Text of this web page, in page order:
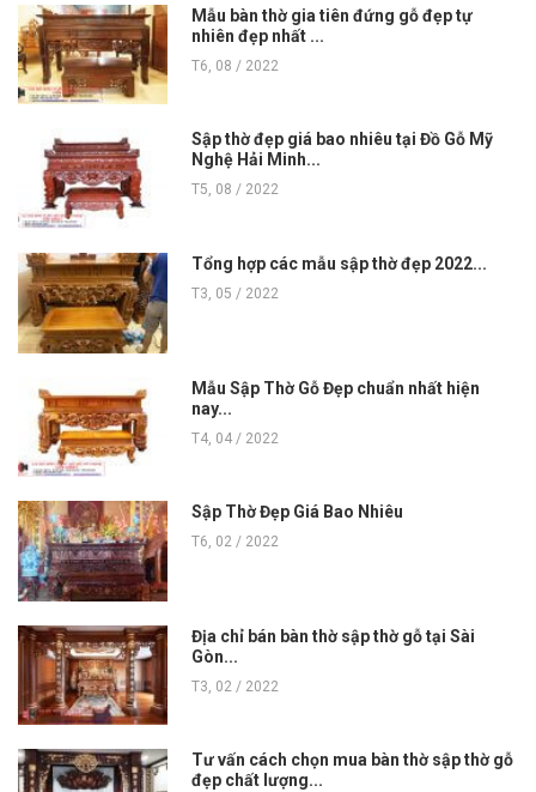
Mẫu bàn thờ gia tiên đứng gỗ đẹp tự
nhiên đẹp nhất ...
T6, 08 / 2022
Sập thờ đẹp giá bao nhiêu tại Đồ Gỗ Mỹ
Nghệ Hải Minh...
T5, 08 / 2022
Tổng hợp các mẫu sập thờ đẹp 2022...
T3, 05 / 2022
Mẫu Sập Thờ Gỗ Đẹp chuẩn nhất hiện
nay...
T4, 04 / 2022
Sập Thờ Đẹp Giá Bao Nhiêu
T6, 02 / 2022
Địa chỉ bán bàn thờ sập thờ gỗ tại Sài
Gòn...
T3, 02 / 2022
Tư vấn cách chọn mua bàn thờ sập thờ gỗ
đẹp chất lượng...